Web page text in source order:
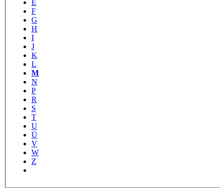
E
F
G
H
I
J
K
L
M
N
P
R
S
T
U
Ü
V
W
Z